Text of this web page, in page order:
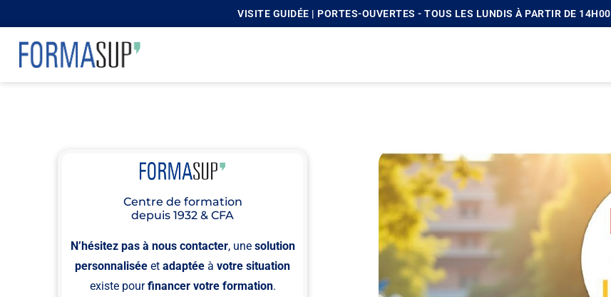
VISITE GUIDÉE | PORTES-OUVERTES - TOUS LES LUNDIS À PARTIR DE 14H00
Centre de formation
depuis 1932 & CFA
N’hésitez pas à nous contacter, une solution
personnalisée etadaptée àvotre situation
existe pourfinancer votre formation.